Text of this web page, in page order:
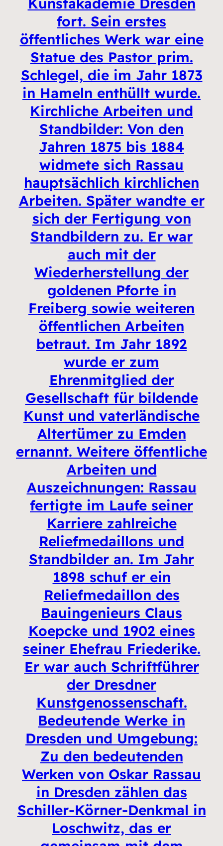
fort. Sein erstes
öffentliches Werk war eine
Statue des Pastor prim.
Schlegel, die im Jahr 1873
in Hameln enthüllt wurde.
Kirchliche Arbeiten und
Standbilder: Von den
Jahren 1875 bis 1884
widmete sich Rassau
hauptsächlich kirchlichen
Arbeiten. Später wandte er
sich der Fertigung von
Standbildern zu. Er war
auch mit der
Wiederherstellung der
goldenen Pforte in
Freiberg sowie weiteren
öffentlichen Arbeiten
betraut. Im Jahr 1892
wurde er zum
Ehrenmitglied der
Gesellschaft für bildende
Kunst und vaterländische
Altertümer zu Emden
ernannt. Weitere öffentliche
Arbeiten und
Auszeichnungen: Rassau
fertigte im Laufe seiner
Karriere zahlreiche
Reliefmedaillons und
Standbilder an. Im Jahr
1898 schuf er ein
Reliefmedaillon des
Bauingenieurs Claus
Koepcke und 1902 eines
seiner Ehefrau Friederike.
Er war auch Schriftführer
der Dresdner
Kunstgenossenschaft.
Bedeutende Werke in
Dresden und Umgebung:
Zu den bedeutenden
Werken von Oskar Rassau
in Dresden zählen das
Schiller-Körner-Denkmal in
Loschwitz, das er